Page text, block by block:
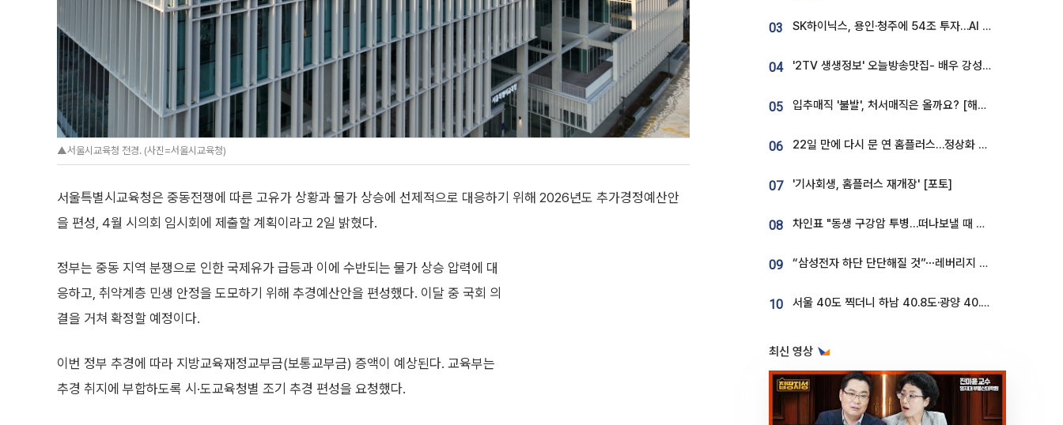
▲서울시교육청 전경. (사진=서울시교육청)
서울특별시교육청은 중동전쟁에 따른 고유가 상황과 물가 상승에 선제적으로 대응하기 위해 2026년도 추가경정예산안
을 편성, 4월 시의회 임시회에 제출할 계획이라고 2일 밝혔다.
정부는 중동 지역 분쟁으로 인한 국제유가 급등과 이에 수반되는 물가 상승 압력에 대
응하고, 취약계층 민생 안정을 도모하기 위해 추경예산안을 편성했다. 이달 중 국회 의
결을 거쳐 확정할 예정이다.
이번 정부 추경에 따라 지방교육재정교부금(보통교부금) 증액이 예상된다. 교육부는
추경 취지에 부합하도록 시·도교육청별 조기 추경 편성을 요청했다.
03 SK하이닉스, 용인·청주에 54조 투자…AI 메모리 생산기지 키운다
04 '2TV 생생정보' 오늘방송맛집- 배우 강성진 단골! 쌀국수ㆍ푸팟퐁 커리 맛집 '블○○○'
05 입추매직 '불발', 처서매직은 올까요? [해시태그]
06 22일 만에 다시 문 연 홈플러스…정상화 바쁜데 재고 없어 ‘발동동’[가보니]
07 '기사회생, 홈플러스 재개장' [포토]
08 차인표 "동생 구강암 투병…떠나보낼 때 가장 힘들었다”
09 “삼성전자 하단 단단해질 것”⋯레버리지 규제에 쏠림 완화 [찐코노미]
10 서울 40도 찍더니 하남 40.8도·광양 40.2도…전국 '펄펄'
최신 영상